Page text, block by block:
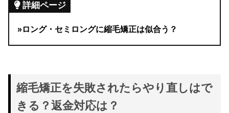
詳細ページ
»ロング・セミロングに縮毛矯正は似合う？
縮毛矯正を失敗されたらやり直しはで
きる？返金対応は？